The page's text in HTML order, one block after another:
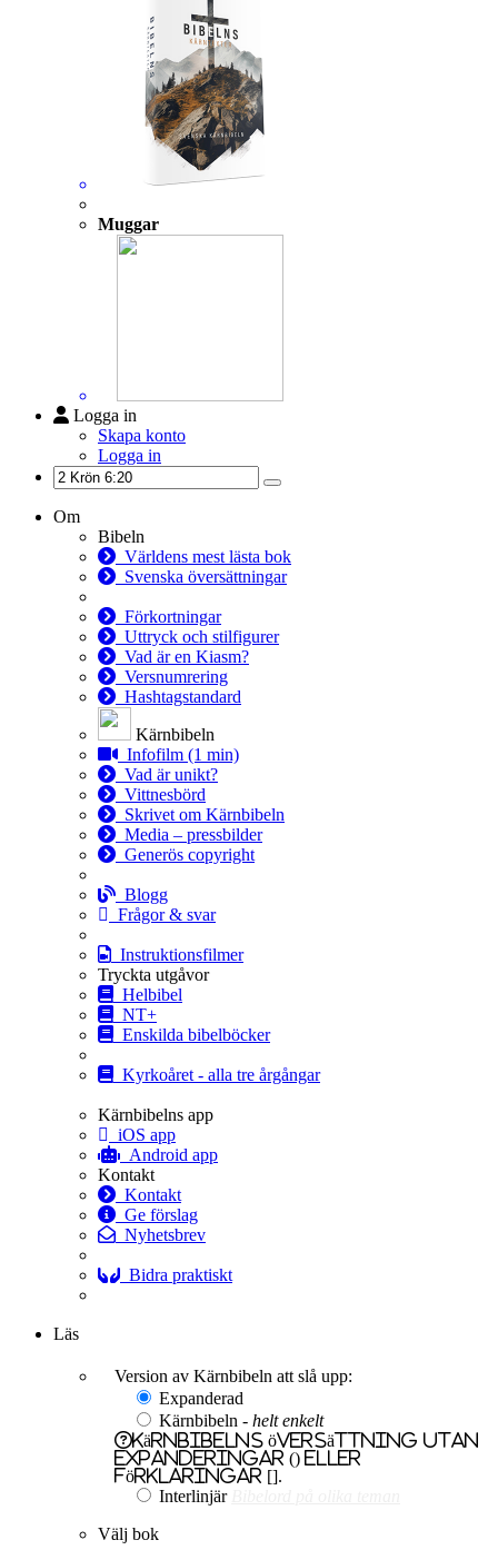
Muggar
Logga in
Skapa konto
Logga in
Om
Bibeln
Världens mest lästa bok
Svenska översättningar
Förkortningar
Uttryck och stilfigurer
Vad är en Kiasm?
Versnumrering
Hashtagstandard
Kärnbibeln
Infofilm (1 min)
Vad är unikt?
Vittnesbörd
Skrivet om Kärnbibeln
Media – pressbilder
Generös copyright
Blogg
Frågor & svar
Instruktionsfilmer
Tryckta utgåvor
Helbibel
NT+
Enskilda bibelböcker
Kyrkoåret - alla tre årgångar
Kärnbibelns app
iOS app
Android app
Kontakt
Kontakt
Ge förslag
Nyhetsbrev
Bidra praktiskt
Läs
Version av Kärnbibeln att slå upp:
Expanderad
Kärnbibeln - helt enkelt
Kärnbibelns översättning utan
expanderingar () eller
förklaringar [].
Interlinjär
Välj bok